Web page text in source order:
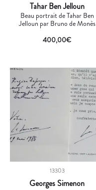
Tahar Ben Jelloun
Beau portrait de Tahar Ben
Jelloun par Bruno de Monès
400,00€
13303
Georges Simenon